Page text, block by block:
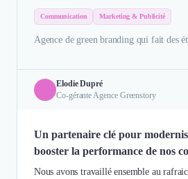
Communication Marketing & Publicité
Agence de green branding qui fait des
Elodie Dupré
Co-gérante Agence Greenstory
Un partenaire clé pour
booster la performance de nos
Nous avons travaillé ensemble au